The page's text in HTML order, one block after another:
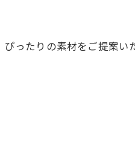
ったりの素材をご提案い